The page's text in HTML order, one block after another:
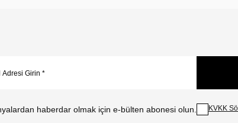
haberdar olmak için e-bülten abonesi olun. KVKK